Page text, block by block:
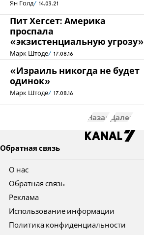
Ян Голд 14.03.21
Пит Хегсет: Америка
проспала
«экзистенциальную угрозу»
Марк Штоде 17.08.16
«Израиль никогда не будет
одинок»
Марк Штоде 17.08.16
Назад Далее
Обратная связь
О нас
Обратная связь
Реклама
Использование информации
Политика конфиденциальности